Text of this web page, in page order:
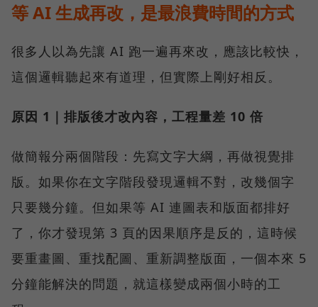
等 AI 生成再改，是最浪費時間的方式
很多人以為先讓 AI 跑一遍再來改，應該比較快，
這個邏輯聽起來有道理，但實際上剛好相反。
原因 1｜排版後才改內容，工程量差 10 倍
做簡報分兩個階段：先寫文字大綱，再做視覺排
版。如果你在文字階段發現邏輯不對，改幾個字
只要幾分鐘。但如果等 AI 連圖表和版面都排好
了，你才發現第 3 頁的因果順序是反的，這時候
要重畫圖、重找配圖、重新調整版面，一個本來 5
分鐘能解決的問題，就這樣變成兩個小時的工